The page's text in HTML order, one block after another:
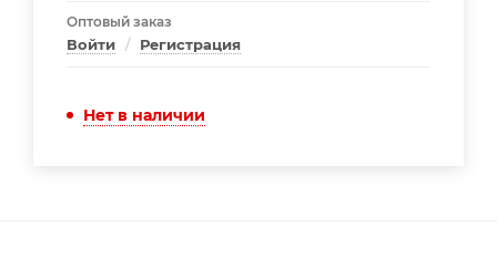
Оптовый заказ
Войти / Регистрация
Нет в наличии